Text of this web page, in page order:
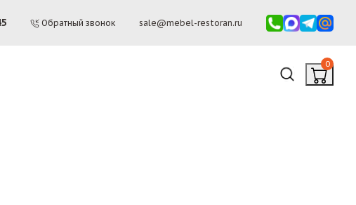
Обратный звонок sale@mebel-restoran.ru
0